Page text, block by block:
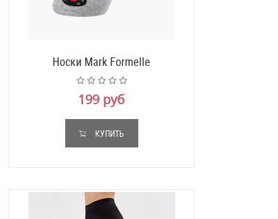
Носки Mark Formelle
199 руб
КУПИТЬ